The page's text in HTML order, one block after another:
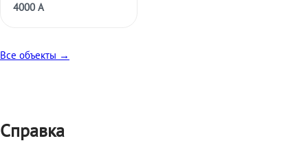
4000 А
Все объекты →
Справка